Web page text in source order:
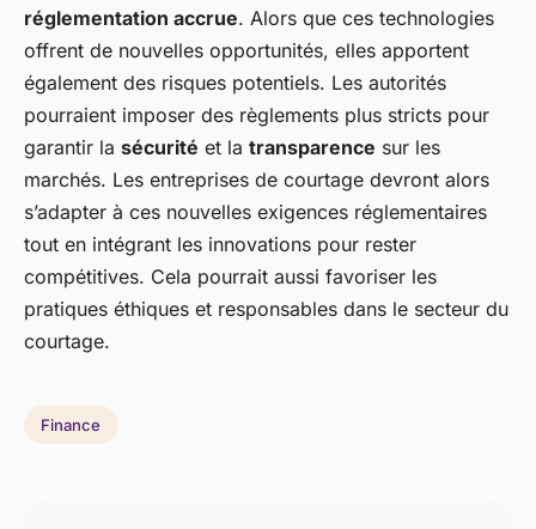
réglementation accrue. Alors que ces technologies
offrent de nouvelles opportunités, elles apportent
également des risques potentiels. Les autorités
pourraient imposer des règlements plus stricts pour
garantir la sécurité et la transparence sur les
marchés. Les entreprises de courtage devront alors
s’adapter à ces nouvelles exigences réglementaires
tout en intégrant les innovations pour rester
compétitives. Cela pourrait aussi favoriser les
pratiques éthiques et responsables dans le secteur du
courtage.
Finance